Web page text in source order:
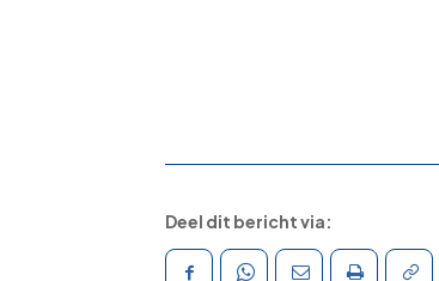
Deel dit bericht via: